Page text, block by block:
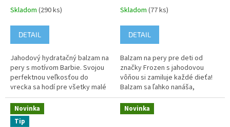
Skladom (290 ks)
DETAIL
Jahodový hydratačný balzam na
pery s motívom Barbie. Svojou
perfektnou veľkosťou do
vrecka sa hodí pre všetky malé
princezné a tak ho môžu mať po
ruke vždy a všade....
Skladom (77 ks)
DETAIL
Balzam na pery pre deti od
značky Frozen s jahodovou
vôňou si zamiluje každé dieťa!
Balzam sa ľahko nanáša,
hydratuje a zároveň ošetruje
jemné detské pery. Sladká vôňa
jahôd...
Novinka
Tip
Novinka